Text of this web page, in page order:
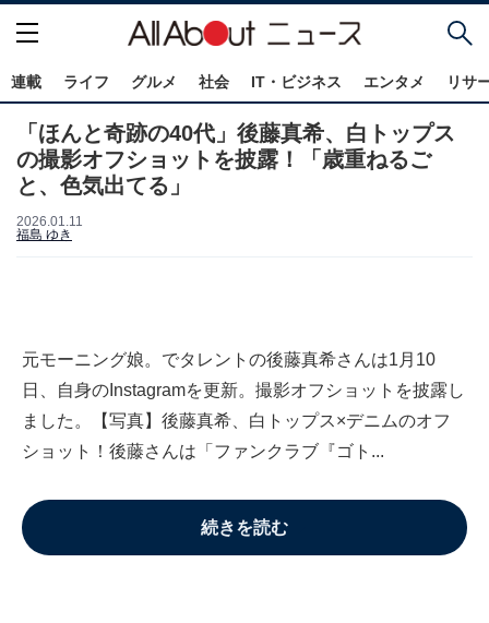
連載 ライフ グルメ 社会 IT・ビジネス エンタメ リサ
「ほんと奇跡の40代」後藤真希、白トップス
の撮影オフショットを披露！「歳重ねるご
と、色気出てる」
2026.01.11
福島 ゆき
元モーニング娘。でタレントの後藤真希さんは1月10
日、自身のInstagramを更新。撮影オフショットを披露し
ました。【写真】後藤真希、白トップス×デニムのオフ
ショット！後藤さんは「ファンクラブ『ゴト...
続きを読む